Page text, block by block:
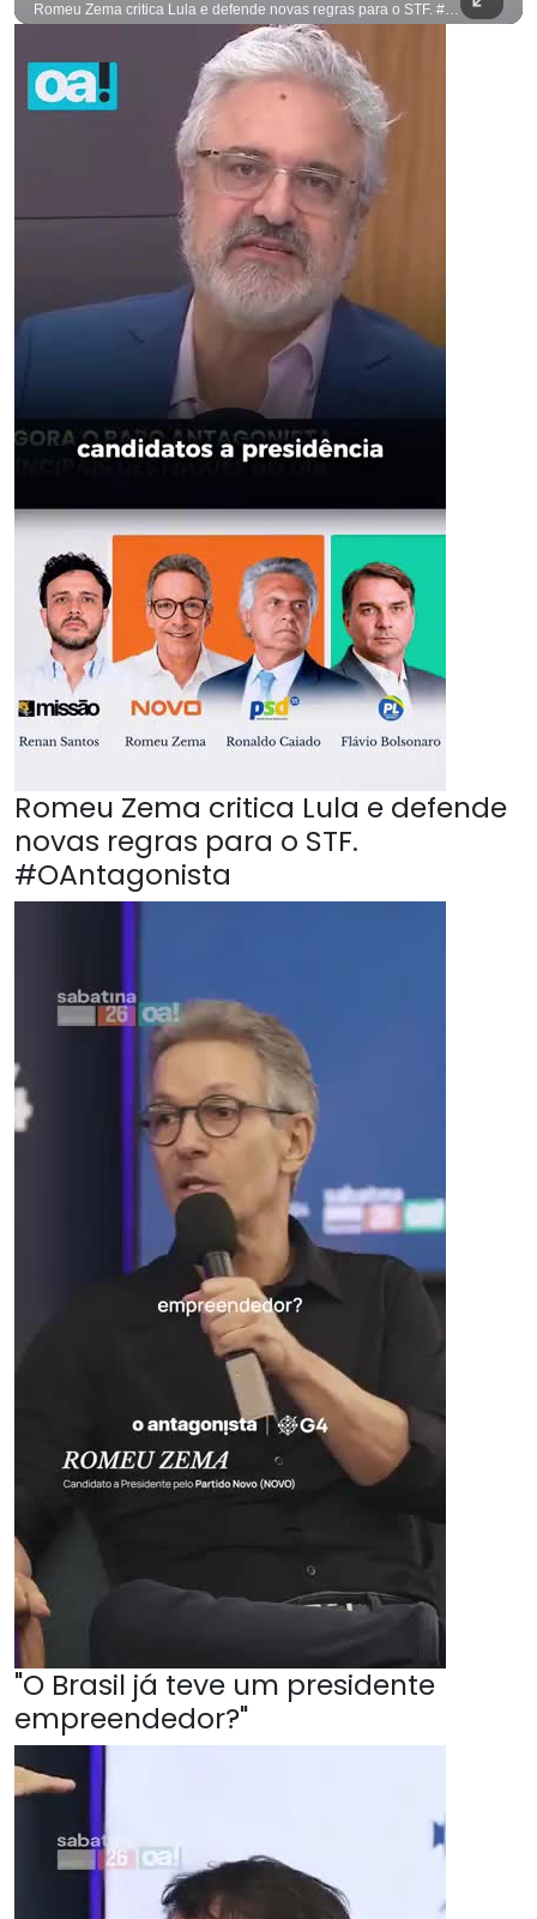
Romeu Zema critica Lula e defende novas regras para o STF. #OAntagonista Se você busca informação com credibilidade, inscreva-se agora e ative o
Romeu Zema critica Lula e defende
novas regras para o STF.
#OAntagonista
"O Brasil já teve um presidente
empreendedor?"